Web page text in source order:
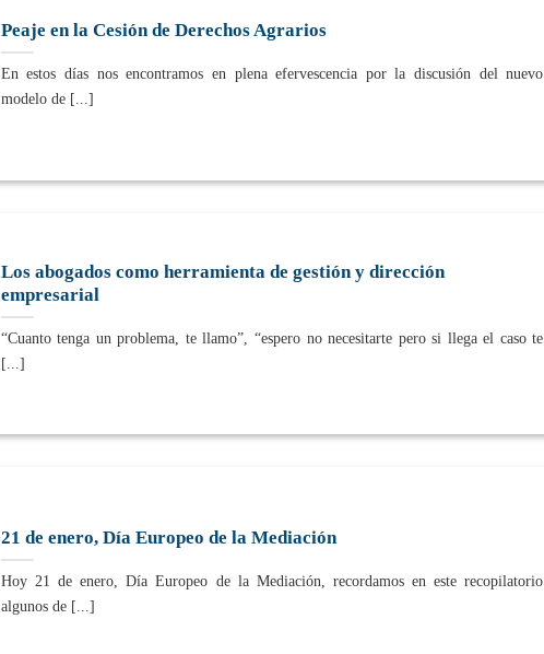
Peaje en la Cesión de Derechos Agrarios
En estos días nos encontramos en plena efervescencia por la discusión del nuevo
modelo de [...]
Los abogados como herramienta de gestión y dirección
empresarial
“Cuanto tenga un problema, te llamo”, “espero no necesitarte pero si llega el caso te
[...]
21 de enero, Día Europeo de la Mediación
Hoy 21 de enero, Día Europeo de la Mediación, recordamos en este recopilatorio
algunos de [...]